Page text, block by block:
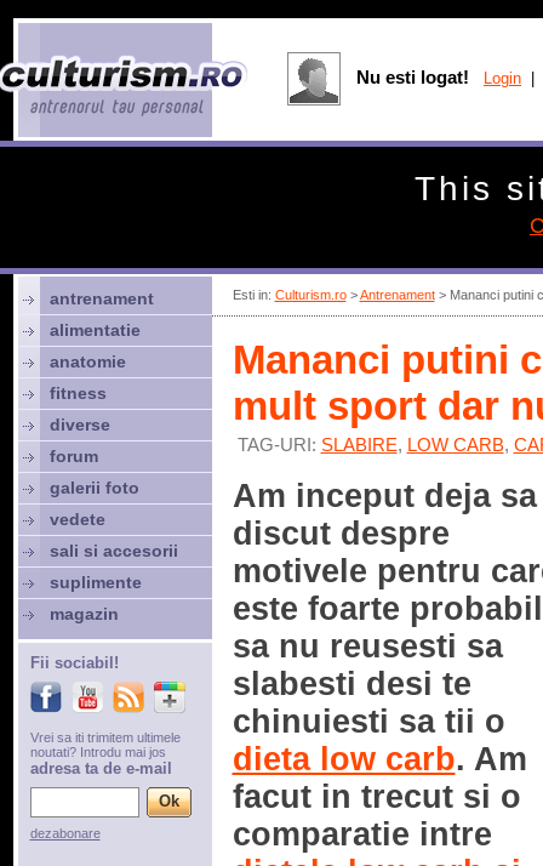
Esti in: Culturism.ro>Antrenament> Mananci putini
Mananci putini
mult sport dar
TAG-URI: SLABIRE, LOW CARB,
Am inceput deja sa
discut despre
motivele pentru
este foarte probabil
sa nu reusesti sa
slabesti desi te
chinuiesti sa tii o
dieta low carb. Am
facut in trecut si o
comparatie intre
antrenament
alimentatie
anatomie
fitness
diverse
forum
galerii foto
vedete
sali si accesorii
suplimente
magazin
Fii sociabil!
Vrei sa iti trimitem ultimele
noutati? Introdu mai jos
adresa ta de e-mail
dezabonare
Nu esti logat! Login
This